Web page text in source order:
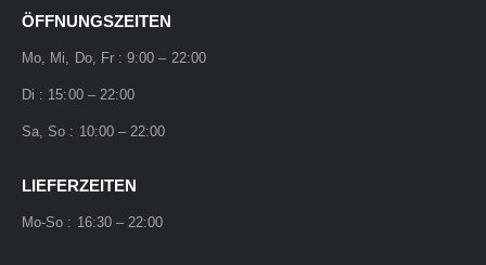
ÖFFNUNGSZEITEN
Mo, Mi, Do, Fr : 9:00 – 22:00
Di : 15:00 – 22:00
Sa, So : 10:00 – 22:00
LIEFERZEITEN
Mo-So : 16:30 – 22:00